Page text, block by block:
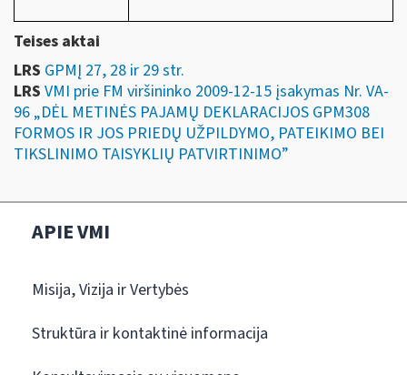
Teises aktai
LRS GPMĮ 27, 28 ir 29 str.
LRS VMI prie FM viršininko 2009-12-15 įsakymas Nr. VA-
96 „DĖL METINĖS PAJAMŲ DEKLARACIJOS GPM308
FORMOS IR JOS PRIEDŲ UŽPILDYMO, PATEIKIMO BEI
TIKSLINIMO TAISYKLIŲ PATVIRTINIMO”
APIE VMI
Misija, Vizija ir Vertybės
Struktūra ir kontaktinė informacija